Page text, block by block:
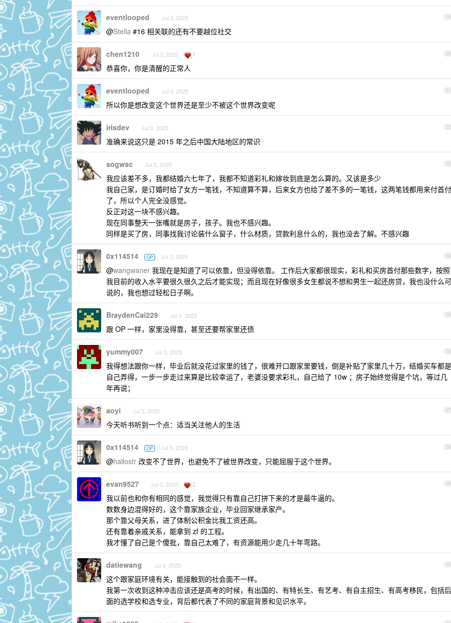
19
eventlooped Jul 3, 2025
@Stella #16 相关联的还有不要越位社交
20
chen1210 Jul 3, 2025 1
恭喜你，你是清醒的正常人
21
eventlooped Jul 3, 2025
所以你是想改变这个世界还是至少不被这个世界改变呢
22
irisdev Jul 3, 2025
准确来说这只是 2015 年之后中国大陆地区的常识
23
sogwsc Jul 3, 2025
我应该差不多，我都结婚六七年了，我都不知道彩礼和嫁妆到底是怎么算的。又该是多少
我自己家，是订婚时给了女方一笔钱，不知道算不算，后来女方也给了差不多的一笔钱，这两笔钱都用来付首付
了，所以个人完全没感觉。
反正对这一块不感兴趣。
现在同事整天一张嘴就是房子，孩子。我也不感兴趣。
同样是买了房，同事找我讨论装什么窗子，什么材质，贷款利息什么的，我也没去了解。不感兴趣
24
0x114514 OP Jul 3, 2025
@wangwaner 我现在是知道了可以依靠，但没得依靠。 工作后大家都很现实，彩礼和买房首付那些数字，按照
我目前的收入水平要很久很久之后才能实现；而且现在好像很多女生都说不想和男生一起还房贷，我也没什么可
说的，我也想过轻松日子啊。
25
BraydenCai229 Jul 3, 2025
跟 OP 一样，家里没得靠，甚至还要帮家里还债
26
yummy007 Jul 3, 2025
我得想法跟你一样，毕业后就没花过家里的钱了，很难开口跟家里要钱，倒是补贴了家里几十万，结婚买车都是
自己弄得，一步一步走过来算是比较幸运了，老婆没要求彩礼，自己给了 10w ；房子始终觉得是个坑，等过几
年再说；
27
aoyi Jul 3, 2025
今天听书听到一个点：适当关注他人的生活
28
0x114514 OP Jul 3, 2025
@hallostr 改变不了世界，也避免不了被世界改变，只能屈服于这个世界。
29
evan9527 Jul 3, 2025 2
我以前也和你有相同的感觉，我觉得只有靠自己打拼下来的才是最牛逼的。
数数身边混得好的，这个靠家族企业，毕业回家继承家产。
那个靠父母关系，进了体制公积金比我工资还高。
还有靠着亲戚关系，能拿到 zf 的工程。
我才懂了自己是个傻批，靠自己太难了，有资源能用少走几十年弯路。
30
datiewang Jul 3, 2025
这个跟家庭环境有关，能接触到的社会面不一样。
我第一次收到这种冲击应该还是高考的时候，有出国的、有特长生、有艺考、有自主招生、有高考移民，包括后
面的选学校和选专业，背后都代表了不同的家庭背景和见识水平。